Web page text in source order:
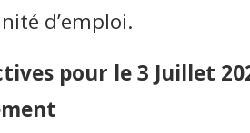
d’emploi.
pour le 3 Juillet